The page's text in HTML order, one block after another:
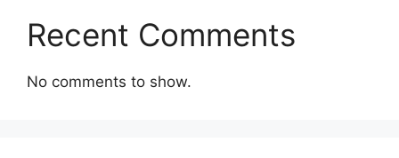
Recent Comments
No comments to show.